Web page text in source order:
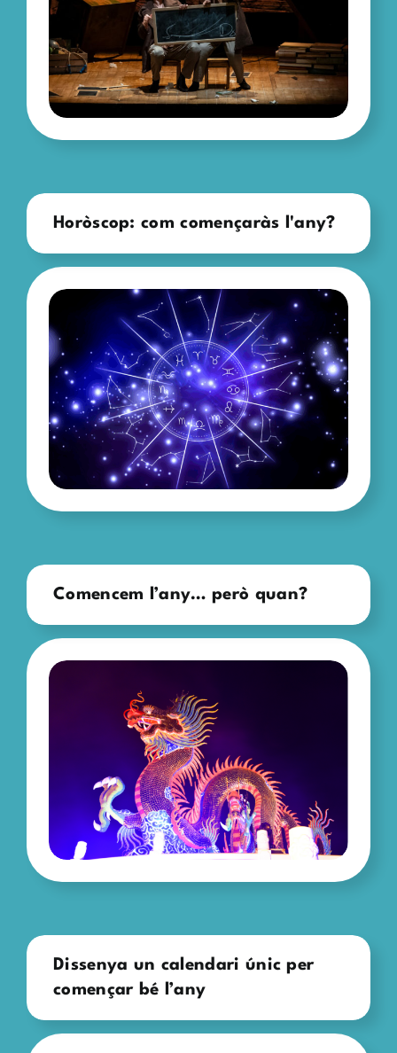
Horòscop: com començaràs l'any?
Comencem l’any… però quan?
Dissenya un calendari únic per
començar bé l’any